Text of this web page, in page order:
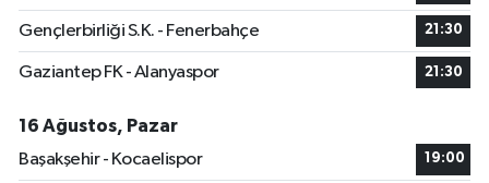
Gençlerbirliği S.K. - Fenerbahçe 21:30
Gaziantep FK - Alanyaspor 21:30
16 Ağustos, Pazar
Başakşehir - Kocaelispor
19:00